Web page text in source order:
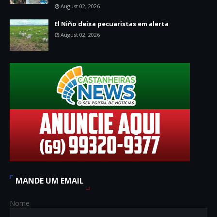
August 02, 2026
El Niño deixa pecuaristas em alerta
August 02, 2026
MANDE UM EMAIL
Nome